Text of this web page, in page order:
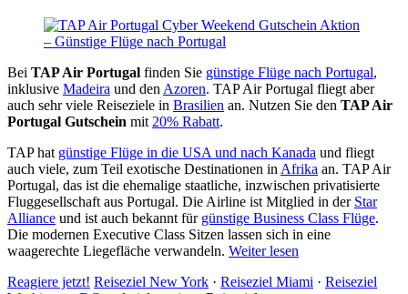
Bei TAP Air Portugal finden Sie günstige Flüge nach Portugal,
inklusive Madeira und denAzoren. TAP Air Portugal fliegt aber
auch sehr viele Reiseziele in Brasilien an. Nutzen Sie den TAP Air
Portugal Gutschein mit20% Rabatt.
TAP hat günstige Flüge in die USA und nach Kanada und fliegt
auch viele, zum Teil exotische Destinationen inAfrika an. TAP Air
Portugal, das ist die ehemalige staatliche, inzwischen privatisierte
Fluggesellschaft aus Portugal. Die Airline ist Mitglied in der Star
Alliance und ist auch bekannt für günstige Business Class Flüge.
Die modernen Executive Class Sitzen lassen sich in eine
waagerechte Liegefläche verwandeln. Weiter lesen
Reagiere jetzt! Reiseziel New York · Reiseziel Miami · Reiseziel